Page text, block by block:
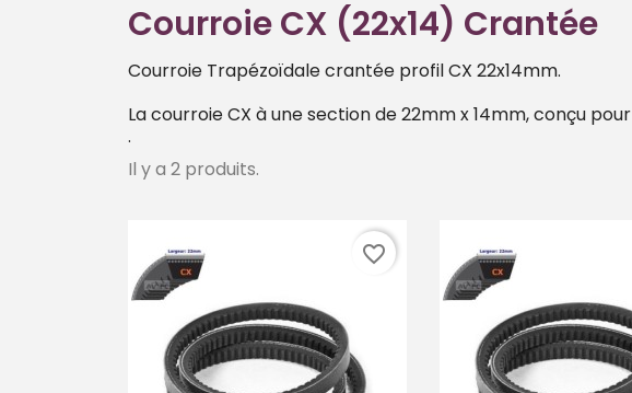
Courroie CX (22x14) Crantée
Courroie Trapézoïdale crantée profil CX 22x14mm.
La courroie CX à une section de 22mm x 14mm, conçu
.
Il y a 2 produits.
favorite_border